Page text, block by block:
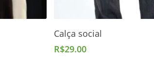
Adicionar Ao Carrinho
Calça social
R$29.00